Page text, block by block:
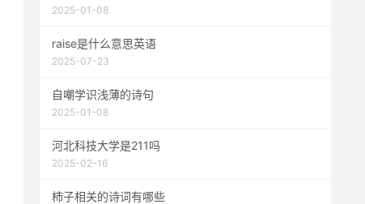
2025-01-08
raise是什么意思英语
2025-07-23
自嘲学识浅薄的诗句
2025-01-08
河北科技大学是211吗
2025-02-16
柿子相关的诗词有哪些